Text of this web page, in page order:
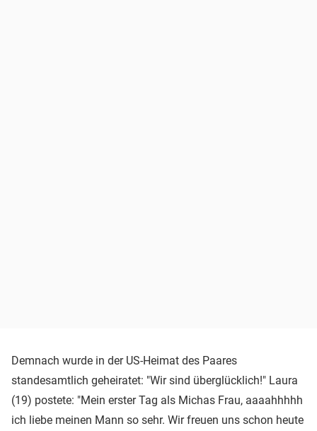
Demnach wurde in der US-Heimat des Paares
standesamtlich geheiratet: "Wir sind überglücklich!" Laura
(19) postete: "Mein erster Tag als Michas Frau, aaaahhhhh
ich liebe meinen Mann so sehr. Wir freuen uns schon heute